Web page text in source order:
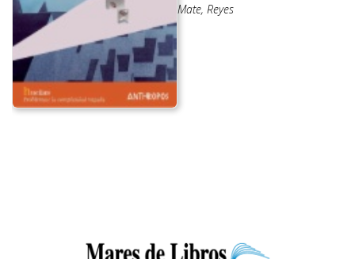
Mate, Reyes